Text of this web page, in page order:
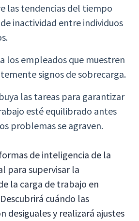
las tendencias del tiempo
inactividad entre individuos
los empleados que muestren
signos de sobrecarga.
las tareas para garantizar
esté equilibrado antes
problemas se agraven.
de inteligencia de la
para supervisar la
la carga de trabajo en
cuándo las
desiguales y realizará ajustes